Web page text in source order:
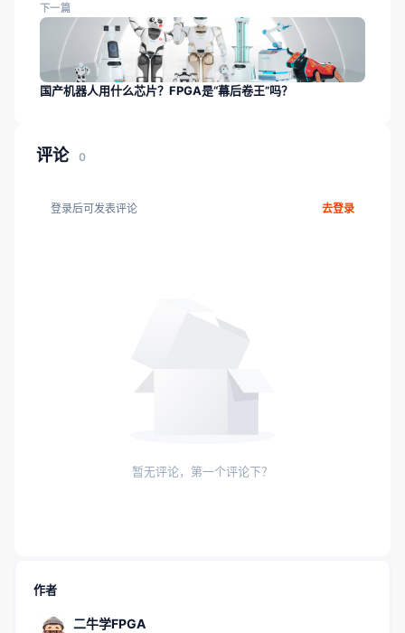
下一篇
国产机器人用什么芯片？FPGA是“幕后卷王”吗？
评论 0
登录后可发表评论 去登录
暂无评论，第一个评论下？
作者
二牛学FPGA